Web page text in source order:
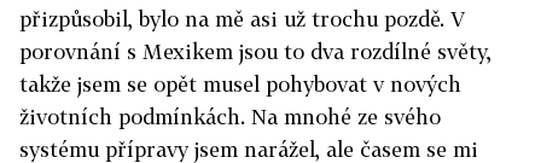
přizpůsobil, bylo na mě asi už trochu pozdě. V
porovnání s Mexikem jsou to dva rozdílné světy,
takže jsem se opět musel pohybovat v nových
životních podmínkách. Na mnohé ze svého
systému přípravy jsem narážel, ale časem se mi